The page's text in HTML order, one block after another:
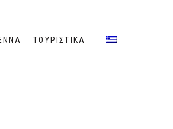
ΤΟΥΡΙΣΤΙΚΆ